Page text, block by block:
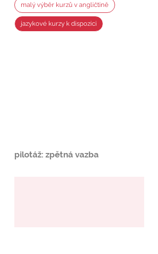
malý výběr kurzů v angličtině
jazykové kurzy k dispozici
pilotáž: zpětná vazba